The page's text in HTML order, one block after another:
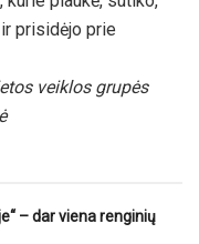
prisidėjo prie
veiklos grupės
– dar viena renginių